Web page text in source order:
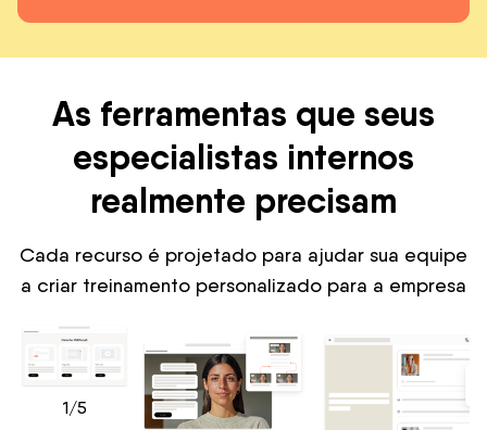
As ferramentas que seus
especialistas internos
realmente precisam
Cada recurso é projetado para ajudar sua equipe
a criar treinamento personalizado para a empresa
1/5